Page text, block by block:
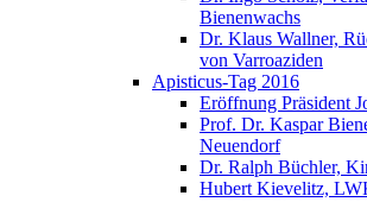
Bienenwachs
Dr. Klaus Wallner,
von Varroaziden
Apisticus-Tag 2016
Eröffnung Präsident
Prof. Dr. Kaspar
Neuendorf
Dr. Ralph Büchler,
Hubert Kievelitz,